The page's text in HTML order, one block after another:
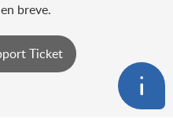
breve.
Ticket